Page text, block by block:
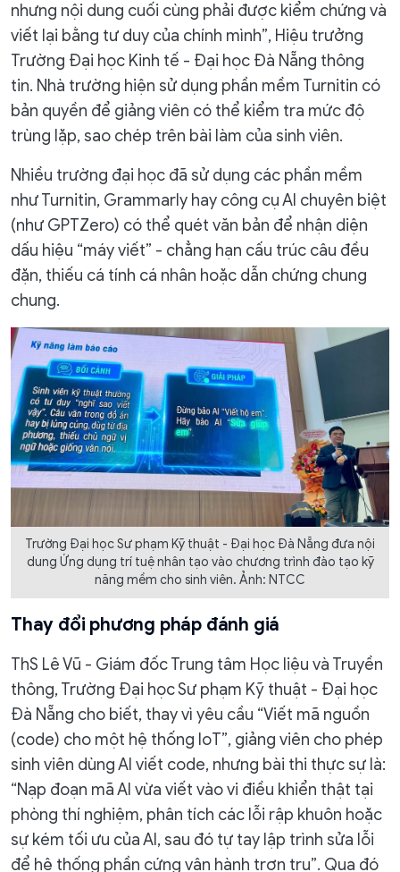
nhưng nội dung cuối cùng phải được kiểm chứng và
viết lại bằng tư duy của chính mình”, Hiệu trưởng
Trường Đại học Kinh tế - Đại học Đà Nẵng thông
tin. Nhà trường hiện sử dụng phần mềm Turnitin có
bản quyền để giảng viên có thể kiểm tra mức độ
trùng lặp, sao chép trên bài làm của sinh viên.
Nhiều trường đại học đã sử dụng các phần mềm
như Turnitin, Grammarly hay công cụ AI chuyên biệt
(như GPTZero) có thể quét văn bản để nhận diện
dấu hiệu “máy viết” - chẳng hạn cấu trúc câu đều
đặn, thiếu cá tính cá nhân hoặc dẫn chứng chung
chung.
Trường Đại học Sư phạm Kỹ thuật - Đại học Đà Nẵng đưa nội
dung Ứng dụng trí tuệ nhân tạo vào chương trình đào tạo kỹ
năng mềm cho sinh viên. Ảnh: NTCC
Thay đổi phương pháp đánh giá
ThS Lê Vũ - Giám đốc Trung tâm Học liệu và Truyền
thông, Trường Đại học Sư phạm Kỹ thuật - Đại học
Đà Nẵng cho biết, thay vì yêu cầu “Viết mã nguồn
(code) cho một hệ thống IoT”, giảng viên cho phép
sinh viên dùng AI viết code, nhưng bài thi thực sự là:
“Nạp đoạn mã AI vừa viết vào vi điều khiển thật tại
phòng thí nghiệm, phân tích các lỗi rập khuôn hoặc
sự kém tối ưu của AI, sau đó tự tay lập trình sửa lỗi
để hệ thống phần cứng vận hành trơn tru”. Qua đó